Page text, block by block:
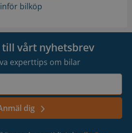
bilköp
vårt nyhetsbrev
experttips om bilar
dig